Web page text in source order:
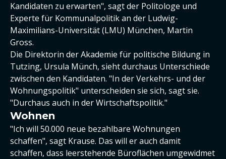
Kandidaten zu erwarten", sagt der Politologe und
Experte für Kommunalpolitik an der Ludwig-
Maximilians-Universität (LMU) München, Martin
Gross.
Die Direktorin der Akademie für politische Bildung in
Tutzing, Ursula Münch, sieht durchaus Unterschiede
zwischen den Kandidaten. "In der Verkehrs- und der
Wohnungspolitik" unterscheiden sie sich, sagt sie.
"Durchaus auch in der Wirtschaftspolitik."
Wohnen
"Ich will 50.000 neue bezahlbare Wohnungen
schaffen", sagt Krause. Das will er auch damit
schaffen, dass leerstehende Büroflächen umgewidmet